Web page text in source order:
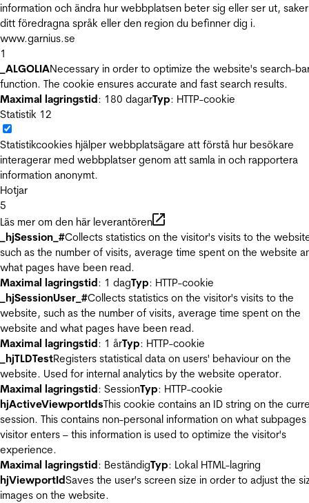
information och ändra hur webbplatsen beter sig eller ser ut,
ditt föredragna språk eller den region du befinner dig i.
www.garnius.se
1
_ALGOLIANecessary in order to optimize the website's search-
function. The cookie ensures accurate and fast search results.
Maximal lagringstid: 180 dagarTyp: HTTP-cookie
Statistik 12
Statistikcookies hjälper webbplatsägare att förstå hur besökare
interagerar med webbplatser genom att samla in och rapportera
information anonymt.
Hotjar
5
Läs mer om den här leverantören
_hjSession_#Collects statistics on the visitor's visits to the
such as the number of visits, average time spent on the website
what pages have been read.
Maximal lagringstid: 1 dagTyp: HTTP-cookie
_hjSessionUser_#Collects statistics on the visitor's visits to the
website, such as the number of visits, average time spent on the
website and what pages have been read.
Maximal lagringstid: 1 årTyp: HTTP-cookie
_hjTLDTestRegisters statistical data on users' behaviour on the
website. Used for internal analytics by the website operator.
Maximal lagringstid: SessionTyp: HTTP-cookie
hjActiveViewportIdsThis cookie contains an ID string on the
session. This contains non-personal information on what
visitor enters – this information is used to optimize the visitor's
experience.
Maximal lagringstid: BeständigTyp: Lokal HTML-lagring
hjViewportIdSaves the user's screen size in order to adjust the
images on the website.